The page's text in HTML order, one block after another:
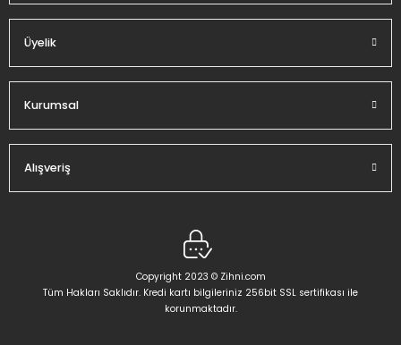
Üyelik
Kurumsal
Alışveriş
Copyright 2023 © Zihni.com
Tüm Hakları Saklıdır. Kredi kartı bilgileriniz 256bit SSL sertifikası ile
korunmaktadır.